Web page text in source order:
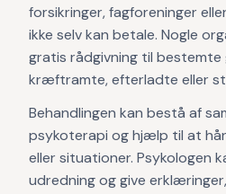
forsikringer, fagforeninger
ikke selv kan betale. Nogle
gratis rådgivning til bestemte
kræftramte, efterladte eller
Behandlingen kan bestå af
psykoterapi og hjælp til at
eller situationer. Psykologen
udredning og give